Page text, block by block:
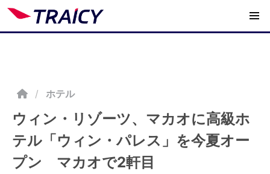
/ ホテル
ウィン・リゾーツ、マカオに高級ホ
テル「ウィン・パレス」を今夏オー
プン マカオで2軒目